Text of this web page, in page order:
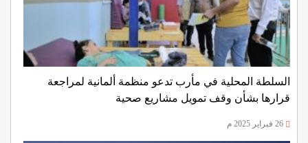
السلطة المحلية في مأرب تدعو منظمة ألمانية لمراجعة
قرارها بشأن وقف تمويل مشاريع صحية